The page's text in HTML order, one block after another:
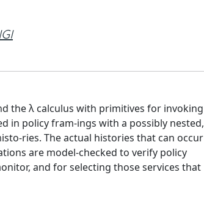
the λ calculus with primitives for invoking
in policy fram-ings with a possibly nested,
ries. The actual histories that can occur
are model-checked to verify policy
and for selecting those services that